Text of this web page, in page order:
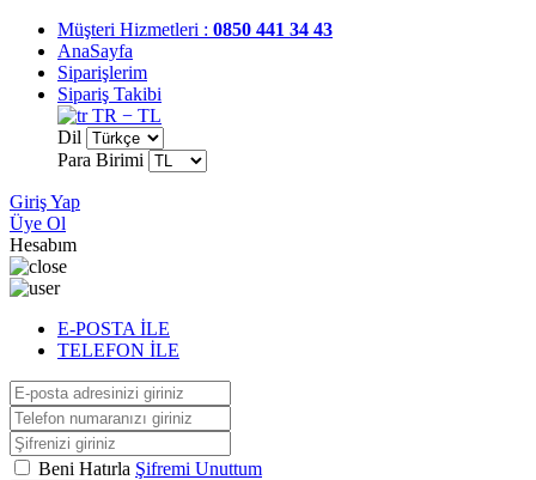
Müşteri Hizmetleri : 0850 441 34 43
AnaSayfa
Siparişlerim
Sipariş Takibi
TR − TL
Dil
Para Birimi
Giriş Yap
Üye Ol
Hesabım
E-POSTA İLE
TELEFON İLE
Beni Hatırla Şifremi Unuttum